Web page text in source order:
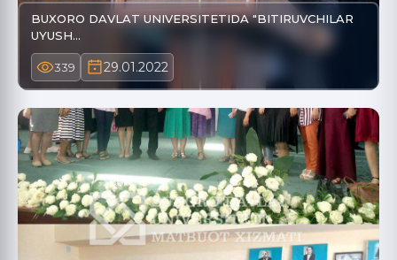
BUXORO DAVLAT UNIVERSITETIDA "BITIRUVCHILAR
UYUSH…
339 29.01.2022